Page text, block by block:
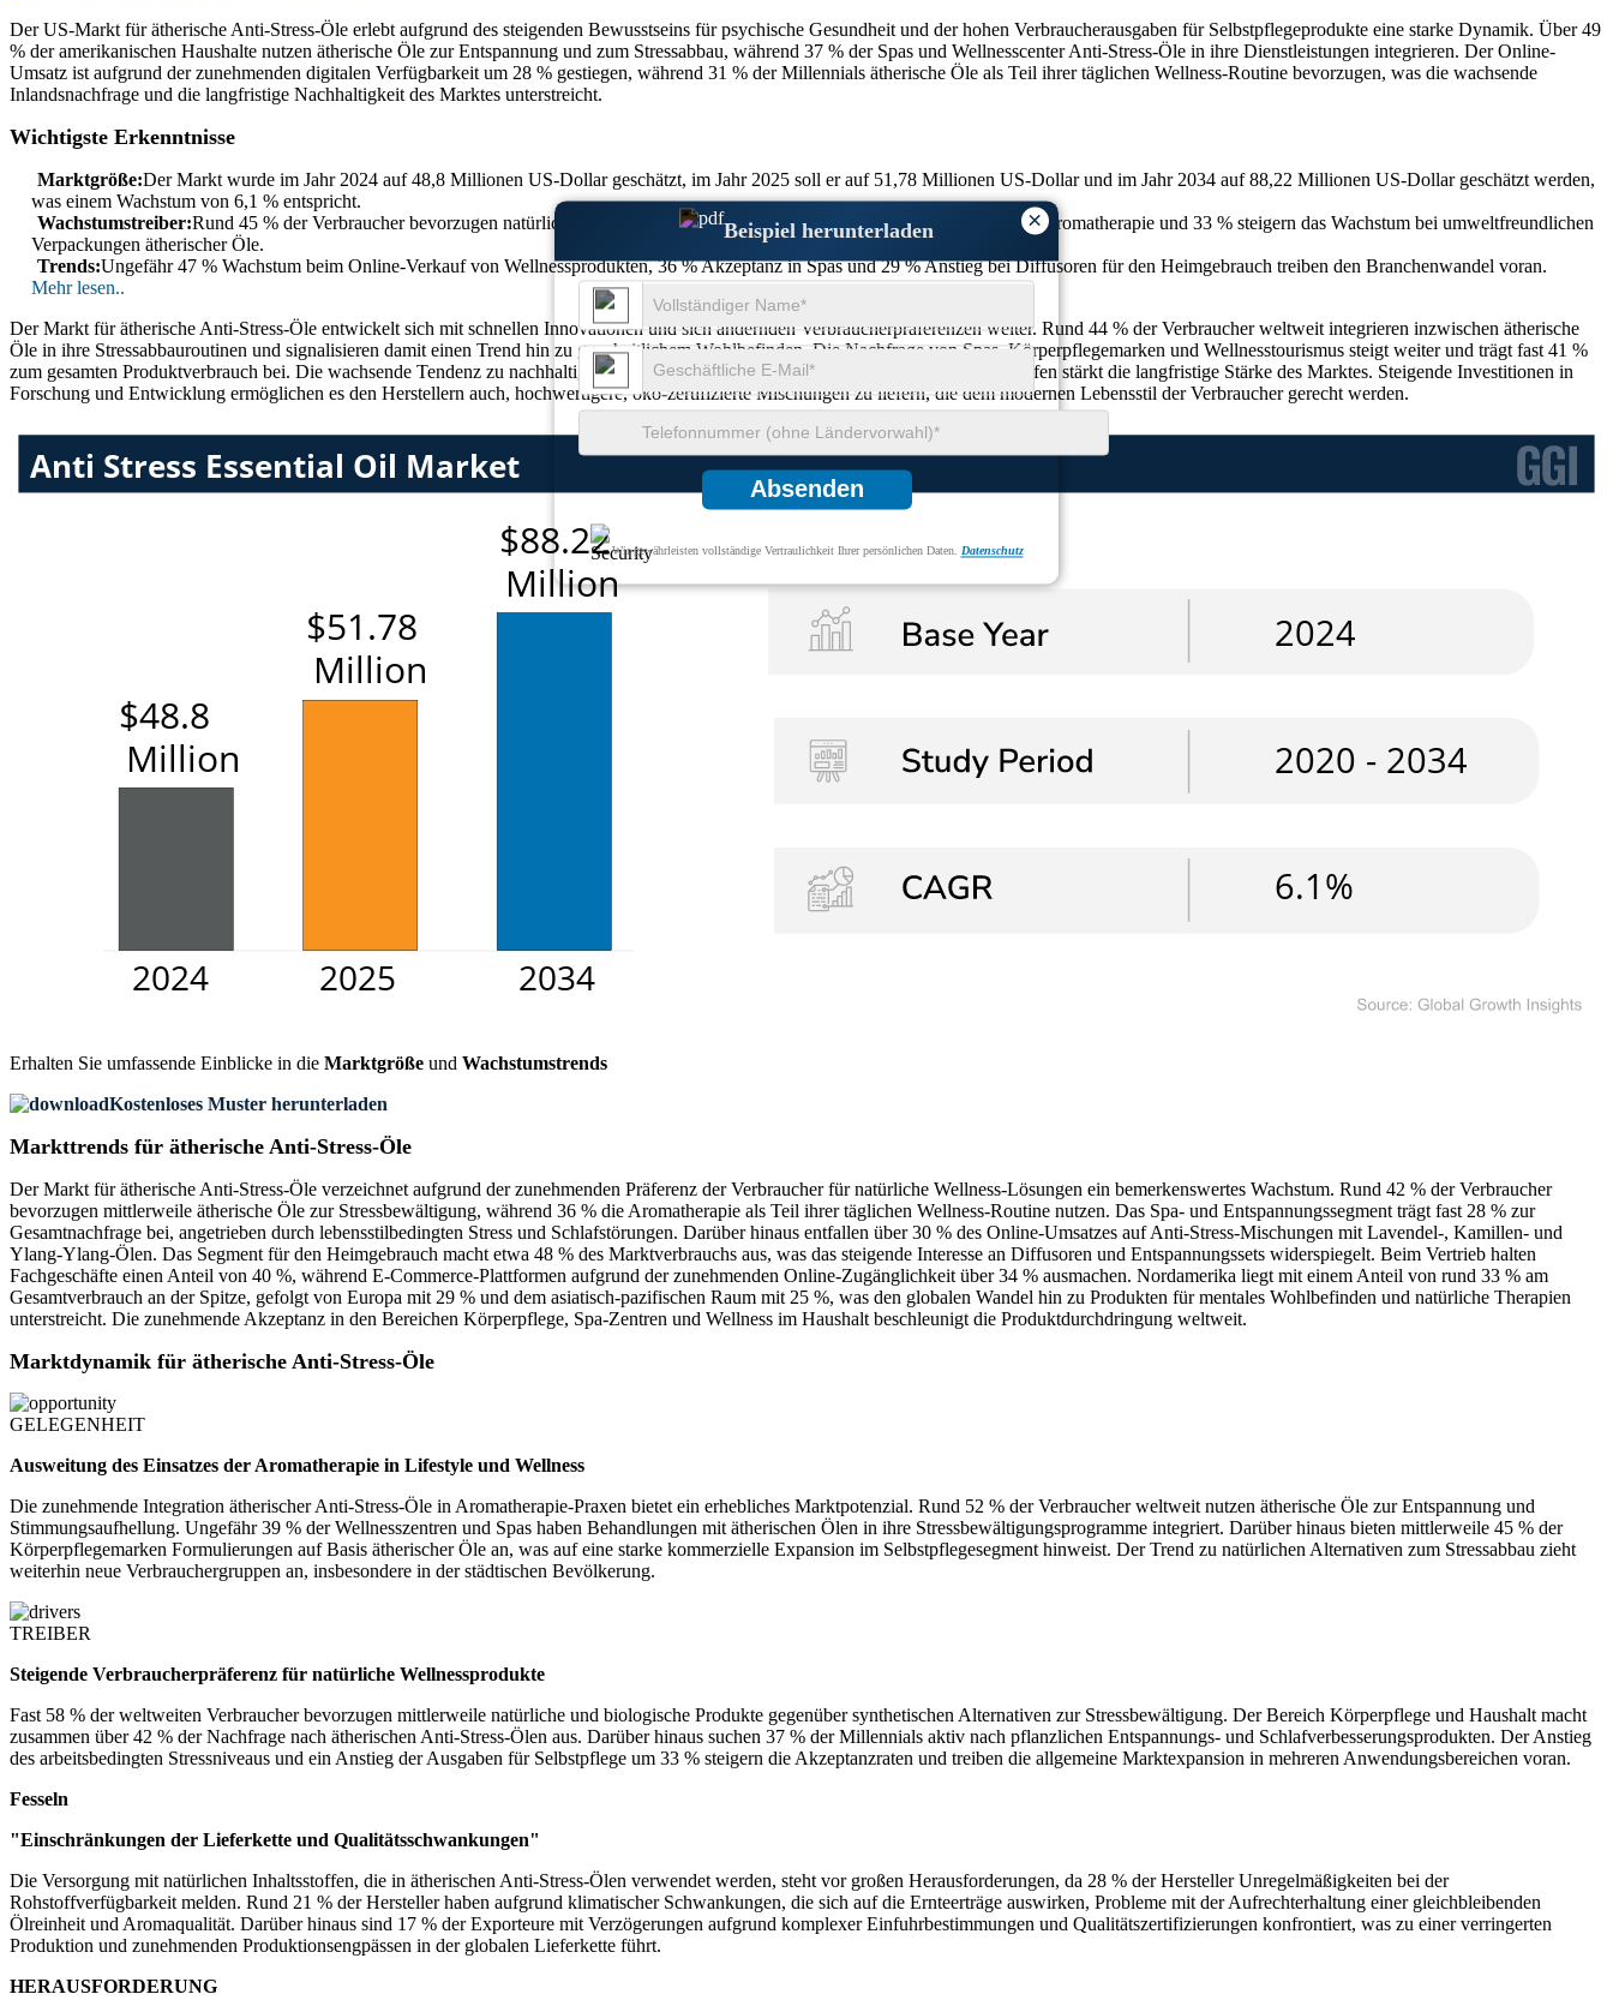
×
Beispiel herunterladen
Absenden
Wir gewährleisten vollständige Vertraulichkeit Ihrer persönlichen Daten. Datenschutz
Der US-Markt für ätherische Anti-Stress-Öle erlebt aufgrund des steigenden Bewusstseins für psychische Gesundheit und der hohen Verbraucherausgaben für Selbstpflegeprodukte eine starke Dynamik. Über 49
% der amerikanischen Haushalte nutzen ätherische Öle zur Entspannung und zum Stressabbau, während 37 % der Spas und Wellnesscenter Anti-Stress-Öle in ihre Dienstleistungen integrieren. Der Online-
Umsatz ist aufgrund der zunehmenden digitalen Verfügbarkeit um 28 % gestiegen, während 31 % der Millennials ätherische Öle als Teil ihrer täglichen Wellness-Routine bevorzugen, was die wachsende
Inlandsnachfrage und die langfristige Nachhaltigkeit des Marktes unterstreicht.
Wichtigste Erkenntnisse
Marktgröße:Der Markt wurde im Jahr 2024 auf 48,8 Millionen US-Dollar geschätzt, im Jahr 2025 soll er auf 51,78 Millionen US-Dollar und im Jahr 2034 auf 88,22 Millionen US-Dollar geschätzt werden,
was einem Wachstum von 6,1 % entspricht.
Wachstumstreiber:Rund 45 % der Verbraucher bevorzugen natürliche Entspannungsprodukte, 39 % suchen nach Lösungen für die Aromatherapie und 33 % steigern das Wachstum bei umweltfreundlichen
Verpackungen ätherischer Öle.
Trends:Ungefähr 47 % Wachstum beim Online-Verkauf von Wellnessprodukten, 36 % Akzeptanz in Spas und 29 % Anstieg bei Diffusoren für den Heimgebrauch treiben den Branchenwandel voran.
Mehr lesen..
Der Markt für ätherische Anti-Stress-Öle entwickelt sich mit schnellen Innovationen und sich ändernden Verbraucherpräferenzen weiter. Rund 44 % der Verbraucher weltweit integrieren inzwischen ätherische
Öle in ihre Stressabbauroutinen und signalisieren damit einen Trend hin zu ganzheitlichem Wohlbefinden. Die Nachfrage von Spas, Körperpflegemarken und Wellnesstourismus steigt weiter und trägt fast 41 %
zum gesamten Produktverbrauch bei. Die wachsende Tendenz zu nachhaltigen Formulierungen und natürlichen pflanzlichen Inhaltsstoffen stärkt die langfristige Stärke des Marktes. Steigende Investitionen in
Forschung und Entwicklung ermöglichen es den Herstellern auch, hochwertigere, öko-zertifizierte Mischungen zu liefern, die dem modernen Lebensstil der Verbraucher gerecht werden.
Erhalten Sie umfassende Einblicke in die Marktgröße und Wachstumstrends
Kostenloses Muster herunterladen
Markttrends für ätherische Anti-Stress-Öle
Der Markt für ätherische Anti-Stress-Öle verzeichnet aufgrund der zunehmenden Präferenz der Verbraucher für natürliche Wellness-Lösungen ein bemerkenswertes Wachstum. Rund 42 % der Verbraucher
bevorzugen mittlerweile ätherische Öle zur Stressbewältigung, während 36 % die Aromatherapie als Teil ihrer täglichen Wellness-Routine nutzen. Das Spa- und Entspannungssegment trägt fast 28 % zur
Gesamtnachfrage bei, angetrieben durch lebensstilbedingten Stress und Schlafstörungen. Darüber hinaus entfallen über 30 % des Online-Umsatzes auf Anti-Stress-Mischungen mit Lavendel-, Kamillen- und
Ylang-Ylang-Ölen. Das Segment für den Heimgebrauch macht etwa 48 % des Marktverbrauchs aus, was das steigende Interesse an Diffusoren und Entspannungssets widerspiegelt. Beim Vertrieb halten
Fachgeschäfte einen Anteil von 40 %, während E-Commerce-Plattformen aufgrund der zunehmenden Online-Zugänglichkeit über 34 % ausmachen. Nordamerika liegt mit einem Anteil von rund 33 % am
Gesamtverbrauch an der Spitze, gefolgt von Europa mit 29 % und dem asiatisch-pazifischen Raum mit 25 %, was den globalen Wandel hin zu Produkten für mentales Wohlbefinden und natürliche Therapien
unterstreicht. Die zunehmende Akzeptanz in den Bereichen Körperpflege, Spa-Zentren und Wellness im Haushalt beschleunigt die Produktdurchdringung weltweit.
Marktdynamik für ätherische Anti-Stress-Öle
GELEGENHEIT
Ausweitung des Einsatzes der Aromatherapie in Lifestyle und Wellness
Die zunehmende Integration ätherischer Anti-Stress-Öle in Aromatherapie-Praxen bietet ein erhebliches Marktpotenzial. Rund 52 % der Verbraucher weltweit nutzen ätherische Öle zur Entspannung und
Stimmungsaufhellung. Ungefähr 39 % der Wellnesszentren und Spas haben Behandlungen mit ätherischen Ölen in ihre Stressbewältigungsprogramme integriert. Darüber hinaus bieten mittlerweile 45 % der
Körperpflegemarken Formulierungen auf Basis ätherischer Öle an, was auf eine starke kommerzielle Expansion im Selbstpflegesegment hinweist. Der Trend zu natürlichen Alternativen zum Stressabbau zieht
weiterhin neue Verbrauchergruppen an, insbesondere in der städtischen Bevölkerung.
TREIBER
Steigende Verbraucherpräferenz für natürliche Wellnessprodukte
Fast 58 % der weltweiten Verbraucher bevorzugen mittlerweile natürliche und biologische Produkte gegenüber synthetischen Alternativen zur Stressbewältigung. Der Bereich Körperpflege und Haushalt macht
zusammen über 42 % der Nachfrage nach ätherischen Anti-Stress-Ölen aus. Darüber hinaus suchen 37 % der Millennials aktiv nach pflanzlichen Entspannungs- und Schlafverbesserungsprodukten. Der Anstieg
des arbeitsbedingten Stressniveaus und ein Anstieg der Ausgaben für Selbstpflege um 33 % steigern die Akzeptanzraten und treiben die allgemeine Marktexpansion in mehreren Anwendungsbereichen voran.
Fesseln
"Einschränkungen der Lieferkette und Qualitätsschwankungen"
Die Versorgung mit natürlichen Inhaltsstoffen, die in ätherischen Anti-Stress-Ölen verwendet werden, steht vor großen Herausforderungen, da 28 % der Hersteller Unregelmäßigkeiten bei der
Rohstoffverfügbarkeit melden. Rund 21 % der Hersteller haben aufgrund klimatischer Schwankungen, die sich auf die Ernteerträge auswirken, Probleme mit der Aufrechterhaltung einer gleichbleibenden
Ölreinheit und Aromaqualität. Darüber hinaus sind 17 % der Exporteure mit Verzögerungen aufgrund komplexer Einfuhrbestimmungen und Qualitätszertifizierungen konfrontiert, was zu einer verringerten
Produktion und zunehmenden Produktionsengpässen in der globalen Lieferkette führt.
HERAUSFORDERUNG